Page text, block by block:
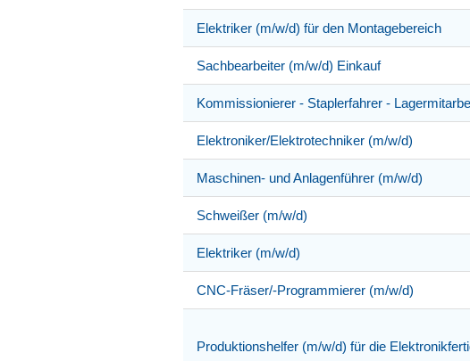
Elektriker (m/w/d) für den Montagebereich
Sachbearbeiter (m/w/d) Einkauf
Kommissionierer - Staplerfahrer -
Elektroniker/Elektrotechniker (m/w/d)
Maschinen- und Anlagenführer (m/w/d)
Schweißer (m/w/d)
Elektriker (m/w/d)
CNC-Fräser/-Programmierer (m/w/d)
Produktionshelfer (m/w/d) für die